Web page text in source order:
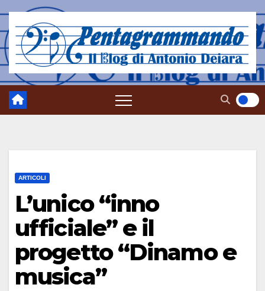
contenuto
ARTICOLI
L’unico “inno
ufficiale” e il
progetto “Dinamo e
musica”